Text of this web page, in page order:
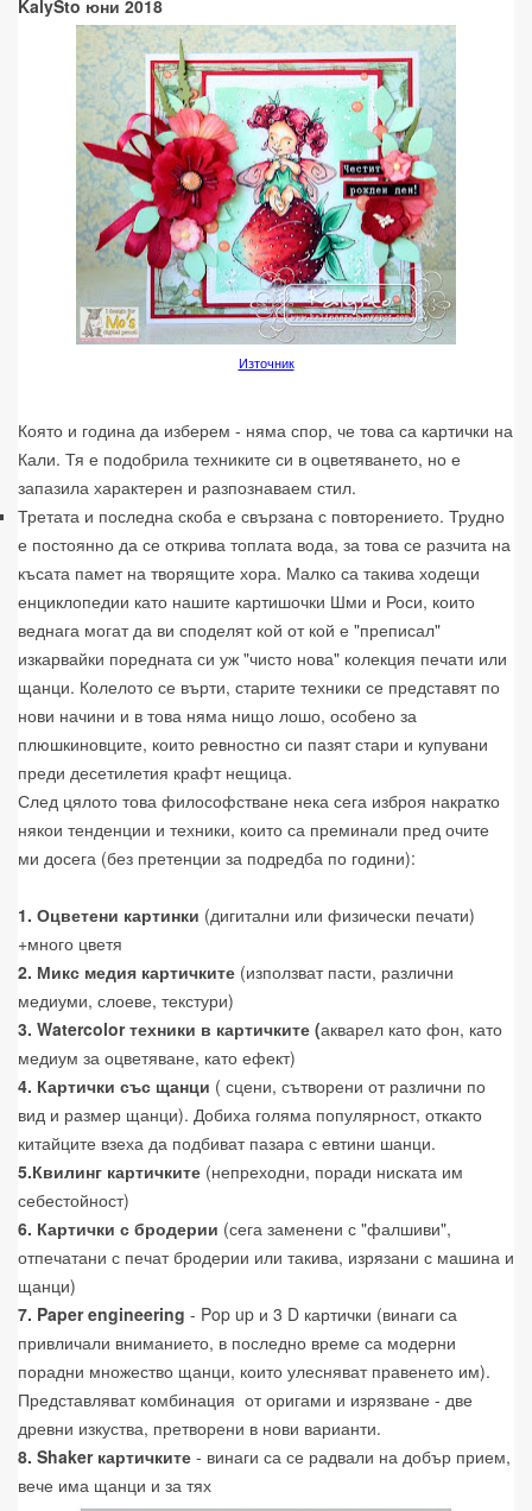
KalySto юни 2018
Източник
Която и година да изберем - няма спор, че това са картички на
Кали. Тя е подобрила техниките си в оцветяването, но е
запазила характерен и разпознаваем стил.
Третата и последна скоба е свързана с повторението. Трудно
е постоянно да се открива топлата вода, за това се разчита на
късата памет на творящите хора. Малко са такива ходещи
енциклопедии като нашите картишочки Шми и Роси, които
веднага могат да ви споделят кой от кой е "преписал"
изкарвайки поредната си уж "чисто нова" колекция печати или
щанци. Колелото се върти, старите техники се представят по
нови начини и в това няма нищо лошо, особено за
плюшкиновците, които ревностно си пазят стари и купувани
преди десетилетия крафт нещица.
След цялото това философстване нека сега изброя накратко
някои тенденции и техники, които са преминали пред очите
ми досега (без претенции за подредба по години):
1. Оцветени картинки (дигитални или физически печати)
+много цветя
2. Микс медия картичките (използват пасти, различни
медиуми, слоеве, текстури)
3. Watercolor техники в картичките (акварел като фон, като
медиум за оцветяване, като ефект)
4. Картички със щанци ( сцени, сътворени от различни по
вид и размер щанци). Добиха голяма популярност, откакто
китайците взеха да подбиват пазара с евтини шанци.
5.Квилинг картичките (непреходни, поради ниската им
себестойност)
6. Картички с бродерии (сега заменени с "фалшиви",
отпечатани с печат бродерии или такива, изрязани с машина и
щанци)
7. Paper engineering - Pop up и 3 D картички (винаги са
привличали вниманието, в последно време са модерни
порадни множество щанци, които улесняват правенето им).
Представляват комбинация от оригами и изрязване - две
древни изкуства, претворени в нови варианти.
8. Shaker картичките - винаги са се радвали на добър прием,
вече има щанци и за тях